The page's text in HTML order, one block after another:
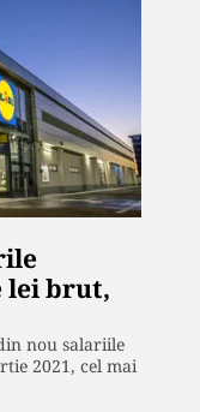
lei brut,
nou salariile
2021, cel mai